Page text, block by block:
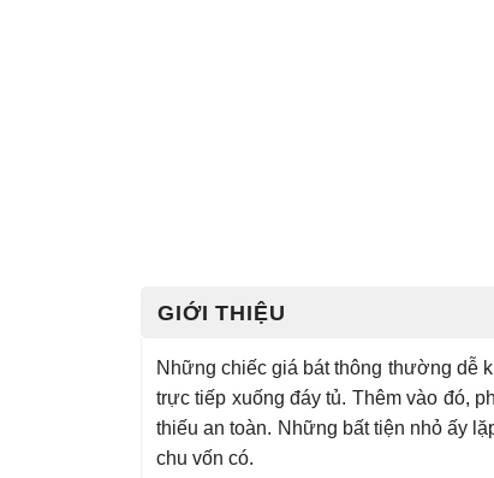
GIỚI THIỆU
Những chiếc giá bát thông thường dễ
trực tiếp xuống đáy tủ. Thêm vào đó,
thiếu an toàn. Những bất tiện nhỏ ấy
chu vốn có.